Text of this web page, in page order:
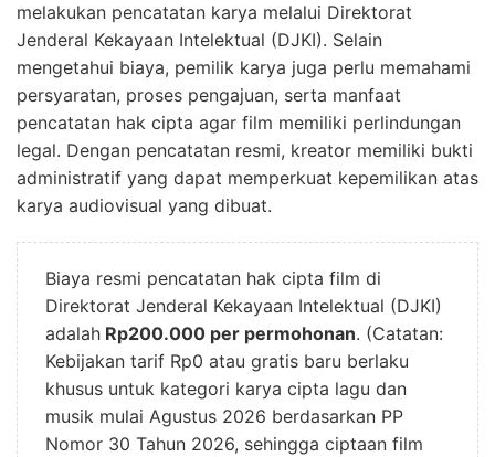
melakukan pencatatan karya melalui Direktorat
Jenderal Kekayaan Intelektual (DJKI). Selain
mengetahui biaya, pemilik karya juga perlu memahami
persyaratan, proses pengajuan, serta manfaat
pencatatan hak cipta agar film memiliki perlindungan
legal. Dengan pencatatan resmi, kreator memiliki bukti
administratif yang dapat memperkuat kepemilikan atas
karya audiovisual yang dibuat.
Biaya resmi pencatatan hak cipta film di
Direktorat Jenderal Kekayaan Intelektual (DJKI)
adalah Rp200.000 per permohonan. (Catatan:
Kebijakan tarif Rp0 atau gratis baru berlaku
khusus untuk kategori karya cipta lagu dan
musik mulai Agustus 2026 berdasarkan PP
Nomor 30 Tahun 2026, sehingga ciptaan film